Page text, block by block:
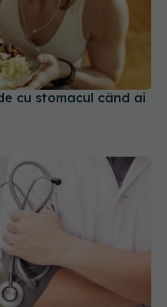
cu stomacul când ai